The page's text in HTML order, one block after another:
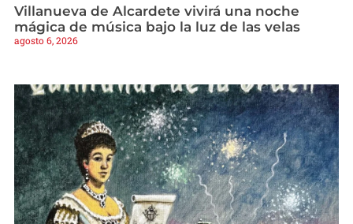
Villanueva de Alcardete vivirá una noche
mágica de música bajo la luz de las velas
agosto 6, 2026